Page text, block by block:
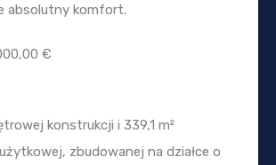
absolutny komfort.
€
konstrukcji i 339,1 m²
zbudowanej na działce o